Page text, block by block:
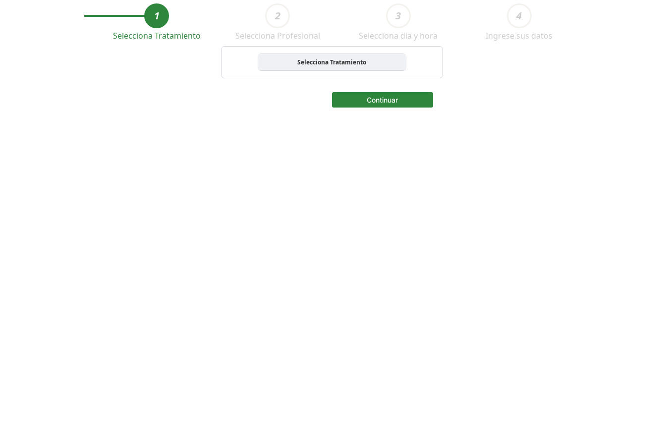
1
Selecciona Tratamiento
2
Selecciona Profesional
3
Selecciona dia y hora
4
Ingrese sus datos
Selecciona Tratamiento
Continuar